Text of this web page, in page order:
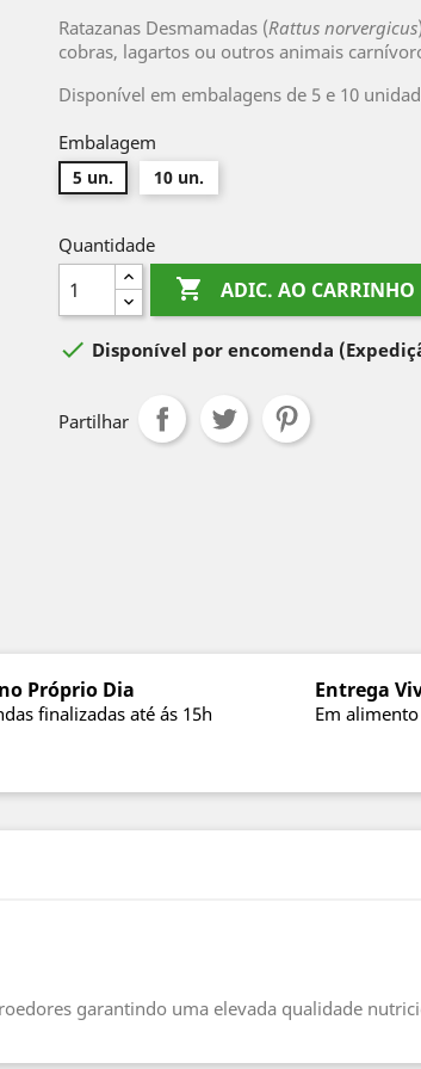
Ratazanas Desmamadas (Rattus norvergicus
cobras, lagartos ou outros animais
Disponível em embalagens de 5 e 10
Embalagem
5 un. 10 un.
Quantidade
 ADIC. AO CARRINHO
 Disponível por encomenda
Partilhar
Próprio Dia
finalizadas até ás 15h
Entrega
Em
garantindo uma elevada qualidade